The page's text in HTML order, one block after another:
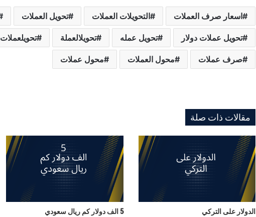
اسعار صرف العملات التحويلات العملات تحويل العملات
تحويل عملات دولار تحويل عمله تحويلالعملة تحويلعملات
صرف عملات محول العملات محول عملات
مقالات ذات صلة
الدولار على التركي 5 الف دولار كم ريال سعودي